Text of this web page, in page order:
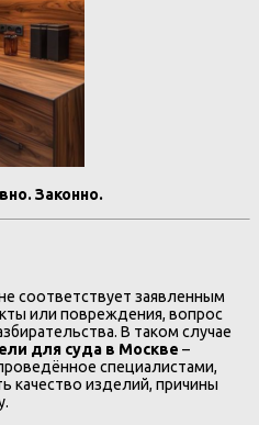
Законно.
соответствует заявленным
или повреждения, вопрос
В таком случае
для суда в Москве –
специалистами,
качество изделий, причины